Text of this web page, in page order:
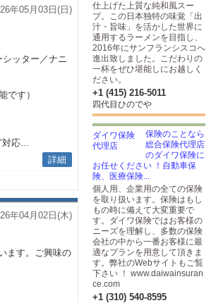
年05月03日(日)
ッター／ナニ
です）
対応...
詳細
年04月02日(木)
ます。ご興味の
仕上げた上質な純和風スー
プ。この日本独特の味覚「出
汁・旨味」を活かした世界に
通用するラーメンを目指し、
2016年にサンフランシスコへ
進出致しました。こだわりの
一杯をぜひ堪能しにお越しく
ださい。
+1 (415) 216-5011
四代目ひのでや
保険のことなら
総合保険代理店
のダイワ保険に
お任せください ！自動車保
険、医療保険...
個人用、企業用の全ての保険
を取り扱います。保険はもし
もの時に備えて大変重要で
す。ダイワ保険ではお客様の
ニーズを理解し、多数の保険
会社の中から一番お客様に最
適なプランを用意して頂きま
す。弊社のWebサイトもご覧
下さい ！ www.daiwainsuran
ce.com
+1 (310) 540-8595